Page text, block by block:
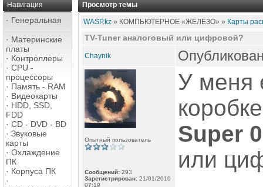
Навигация
· Генеральная
· Материнские
платы
· Контроллеры
· CPU -
процессоры
· Память - RAM
· Видеокарты
· HDD, SSD,
FDD
· CD - DVD - BD
· Звуковые
карты
· Охлаждение
ПК
· Корпуса ПК
·
Просмотр темы
WASP.kz » КОМПЬЮТЕРНОЕ «ЖЕЛЕЗО» » Карты
TV-Tuner аналоговый или цифровой?
Chaynik
Опытный пользователь
Сообщений: 293
Зарегистрирован: 21/01/2010
07:19
У меня
Super
или